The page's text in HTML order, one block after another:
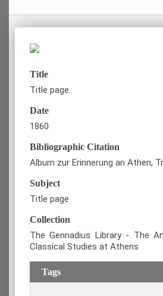
Title
Title page.
Date
1860
Bibliographic Citation
Album zur Erinnerung an Athen,
Subject
Title page
Collection
The Gennadius Library - The
Classical Studies at Athens
Tags